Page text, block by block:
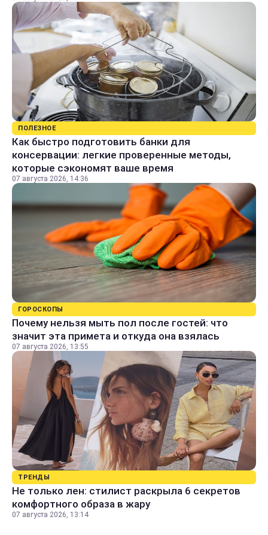
ПОЛЕЗНОЕ
Как быстро подготовить банки для
консервации: легкие проверенные методы,
которые сэкономят ваше время
07 августа 2026, 14:36
ГОРОСКОПЫ
Почему нельзя мыть пол после гостей: что
значит эта примета и откуда она взялась
07 августа 2026, 13:55
ТРЕНДЫ
Не только лен: стилист раскрыла 6 секретов
комфортного образа в жару
07 августа 2026, 13:14